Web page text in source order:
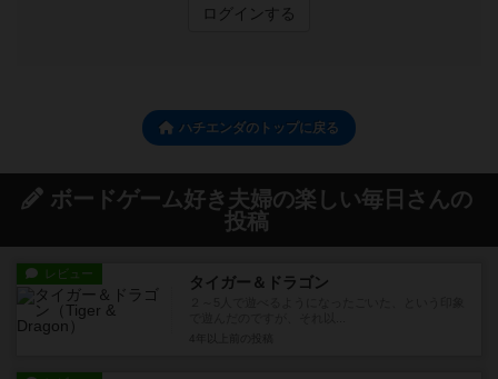
ログインする
ハチエンダのトップに戻る
ボードゲーム好き夫婦の楽しい毎日さんの
投稿
レビュー タイガー＆ドラゴン